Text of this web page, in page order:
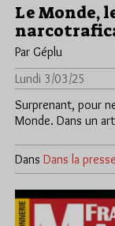
Le Monde,
Par Géplu
Lundi 3/03/25
Surprenant, pour
Monde. Dans un
Dans Dans la presse